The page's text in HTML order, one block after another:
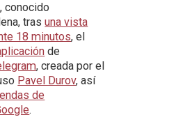
, conocido
trasuna vista
18 minutos, el
de
, creada por el
Pavel Durov, así
de
.